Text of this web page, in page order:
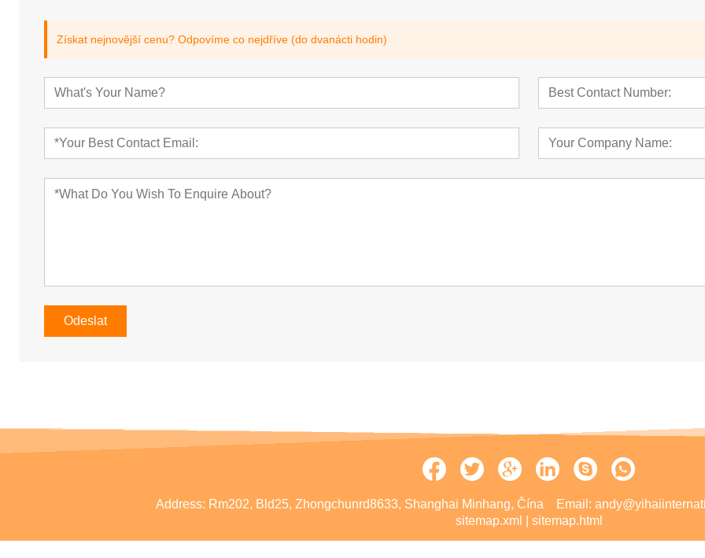
Získat nejnovější cenu? Odpovíme co nejdříve (do dvanácti hodin)
Odeslat
Address: Rm202, Bld25, Zhongchunrd8633, Shanghai Minhang, Čína Email:
sitemap.xml
sitemap.html